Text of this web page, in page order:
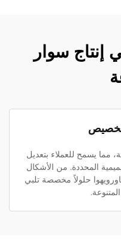
إنتاج سوار
يسمح للعملاء بتعديل
المحددة. من الأشكال
حلولاً مخصصة تلبي